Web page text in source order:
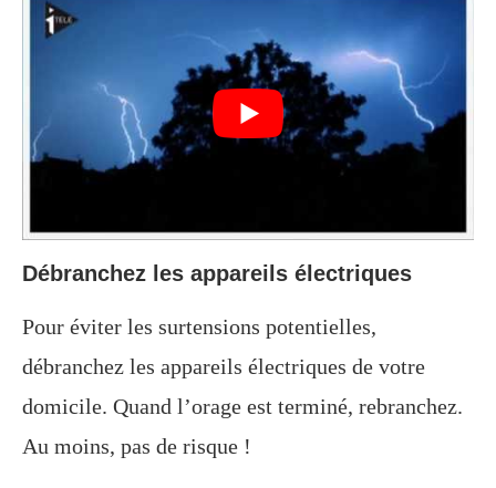
Débranchez les appareils électriques
Pour éviter les surtensions potentielles,
débranchez les appareils électriques de votre
domicile. Quand l’orage est terminé, rebranchez.
Au moins, pas de risque !